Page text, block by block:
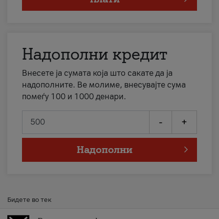
Надополни кредит
Внесете ја сумата која што сакате да ја
надополните. Ве молиме, внесувајте сума
помеѓу 100 и 1000 денари.
- +
Надополни
Бидете во тек